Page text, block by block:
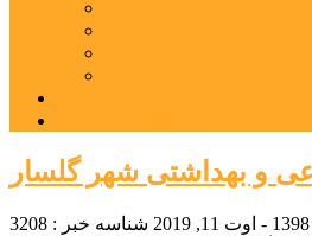
و بهداشتی شهر گلسار
شناسه خبر : 3208